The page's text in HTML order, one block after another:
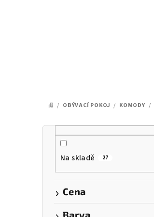
DOMŮ
/ OBÝVACÍ POKOJ / KOMODY /
P
Na skladě 27
Cena
Barva